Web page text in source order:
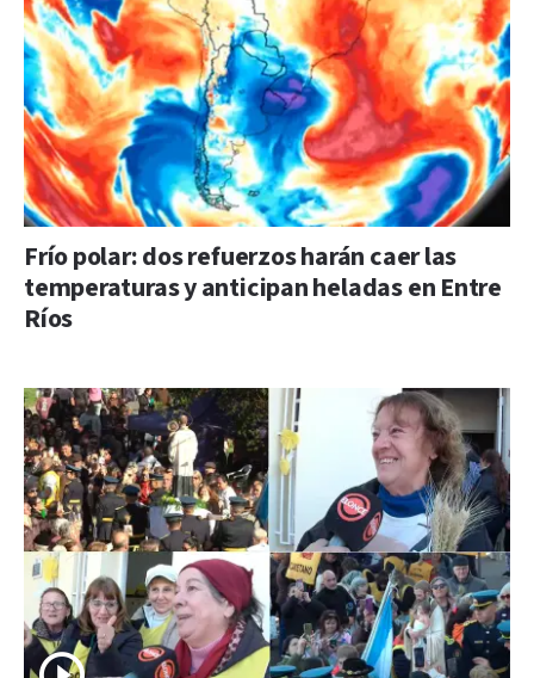
Frío polar: dos refuerzos harán caer las
temperaturas y anticipan heladas en Entre
Ríos